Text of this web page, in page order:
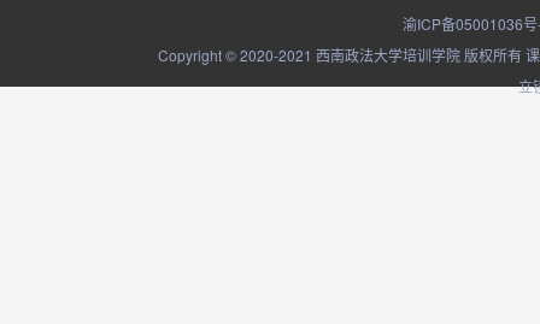
渝ICP备05001036
Copyright © 2020-2021 西南政法大学培训学院 版权所有
立